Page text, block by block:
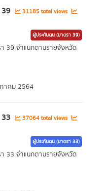
31185 total views
ผู้ประกันตน (มาตรา 39)
39 จำแนกตามรายจังหวัด
คม 2564
37064 total views
ผู้ประกันตน (มาตรา 33)
33 จำแนกตามรายจังหวัด